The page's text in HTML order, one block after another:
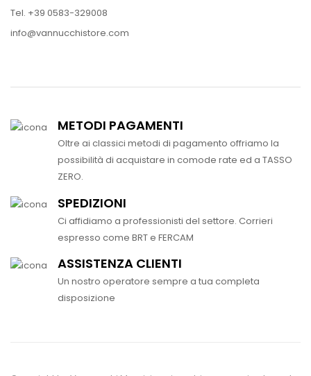
Tel. +39 0583-329008
info@vannucchistore.com
METODI PAGAMENTI
Oltre ai classici metodi di pagamento offriamo la
possibilità di acquistare in comode rate ed a TASSO
ZERO.
SPEDIZIONI
Ci affidiamo a professionisti del settore. Corrieri
espresso come BRT e FERCAM
ASSISTENZA CLIENTI
Un nostro operatore sempre a tua completa
disposizione